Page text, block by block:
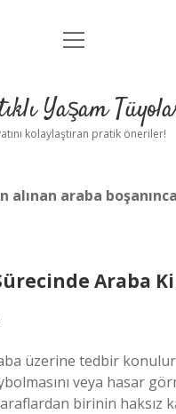
Anasayfa
Yasal Uyarı
menüyü
Yaşam
kolaylaştıran pratik öneriler!
alınan araba
Araba
üzerine tedbir
veya hasar
birinin haksız